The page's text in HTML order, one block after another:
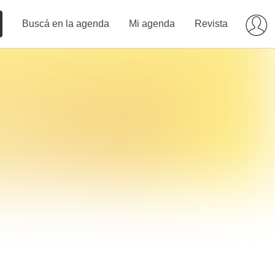
Buscá en la agenda Mi agenda Revista